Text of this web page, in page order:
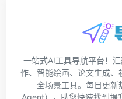
一站式AI工具导航平台！
作、智能绘画、论文生成
全场景工具。每日更新
Agent），助您快速找到提